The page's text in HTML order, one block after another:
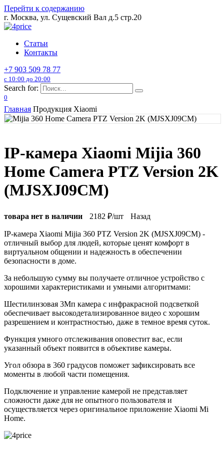
Перейти к содержанию
г. Москва, ул. Сущевский Вал д.5 стр.20
Статьи
Контакты
+7 903 509 78 77
с 10:00 до 20:00
Search for:
0
Главная Продукция Xiaomi
IP-камера Xiaomi Mijia 360
Home Camera PTZ Version 2K
(MJSXJ09CM)
товара нет в наличии 2182 ₽/шт Назад
IP-камера Xiaomi Mijia 360 PTZ Version 2K (MJSXJ09CM) -
отличный выбор для людей, которые ценят комфорт в
виртуальном общении и надежность в обеспечении
безопасности в доме.
За небольшую сумму вы получаете отличное устройство с
хорошими характеристиками и умными алгоритмами:
Шестилинзовая 3Мп камера с инфракрасной подсветкой
обеспечивает высокодетализированное видео с хорошим
разрешением и контрастностью, даже в темное время суток.
Функция умного отслеживания оповестит вас, если
указанный объект появится в объективе камеры.
Угол обзора в 360 градусов поможет зафиксировать все
моменты в любой части помещения.
Подключение и управление камерой не представляет
сложности даже для не опытного пользователя и
осуществляется через оригинальное приложение Xiaomi Mi
Home.